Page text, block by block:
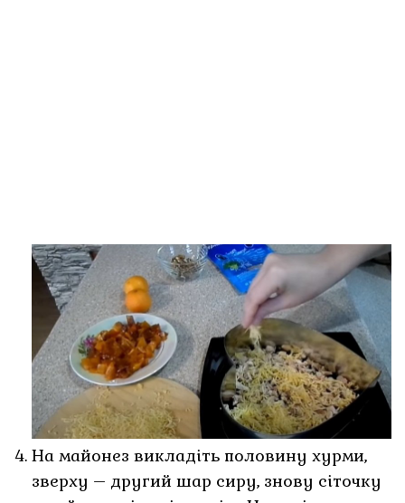
На майонез викладіть половину хурми,
зверху – другий шар сиру, знову сіточку